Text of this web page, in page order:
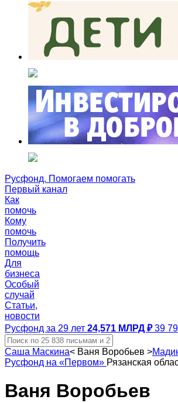
Русфонд. Помогаем помогать
Первый канал
Как
помочь
Кому
помочь
Получить
помощь
Для
бизнеса
Особый
случай
Статьи,
новости
Русфонд за 29 лет 24,571 МЛРД ₽ 39
Саша Маскина< Ваня Воробьев >
Русфонд на «Первом» Рязанская
Ваня Воробьев